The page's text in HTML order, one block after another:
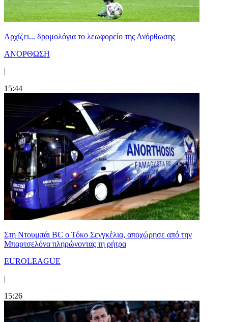
Αρχίζει... δρομολόγια το λεωφορείο της Ανόρθωσης
ΑΝΟΡΘΩΣΗ
|
15:44
Στη Nτουμπάι BC ο Τόκο Σενγκέλια, αποχώρησε από την
Μπαρτσελόνα πληρώνοντας τη ρήτρα
EUROLEAGUE
|
15:26